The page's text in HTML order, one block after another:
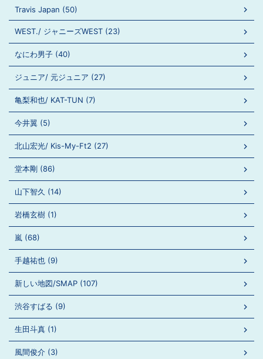
Travis Japan (50)
WEST./ ジャニーズWEST (23)
なにわ男子 (40)
ジュニア/ 元ジュニア (27)
亀梨和也/ KAT-TUN (7)
今井翼 (5)
北山宏光/ Kis-My-Ft2 (27)
堂本剛 (86)
山下智久 (14)
岩橋玄樹 (1)
嵐 (68)
手越祐也 (9)
新しい地図/SMAP (107)
渋谷すばる (9)
生田斗真 (1)
風間俊介 (3)